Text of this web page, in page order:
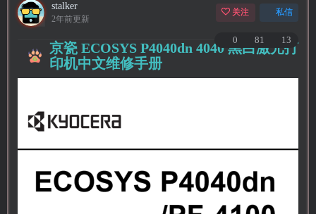
stalker
2年前更新
关注 私信
0 81 13
京瓷 ECOSYS P4040dn 4040 黑白激光打
印机中文维修手册